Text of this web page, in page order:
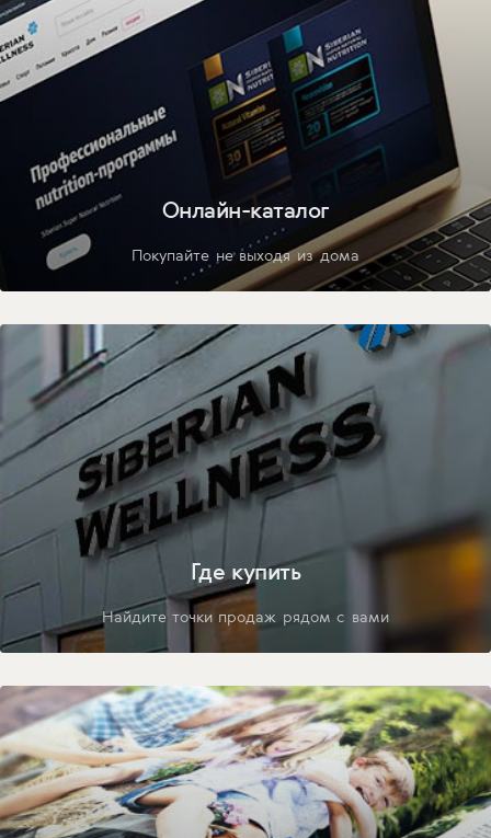
Онлайн-каталог
Покупайте не выходя из дома
Где купить
Найдите точки продаж рядом с вами